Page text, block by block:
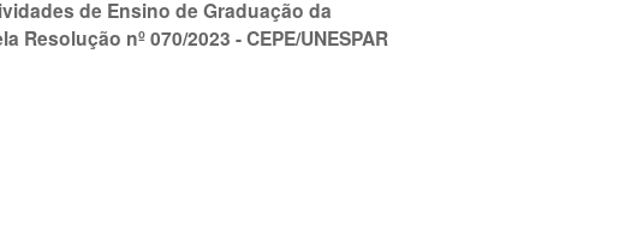
de Ensino de Graduação da
Resolução nº 070/2023 - CEPE/UNESPAR